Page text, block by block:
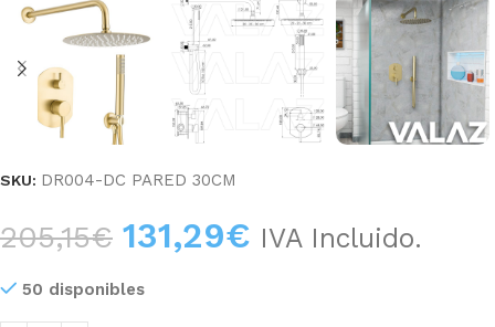
SKU: DR004-DC PARED 30CM
205,15€ 131,29€ IVA Incluido.
50 disponibles